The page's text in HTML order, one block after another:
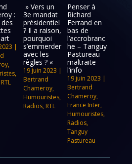
:
des
|
,
,
RTL
» Vers un
3e mandat
présidentiel
? Il a raison,
pourquoi
s’emmerder
avec les
règles ? «
19 juin 2023 |
Bertrand
Chameroy,
Humouristes,
Radios, RTL
Penser à
Richard
Ferrand en
bas de
l’accrobranc
he – Tanguy
Pastureau
maltraite
l’info
19 juin 2023 |
Bertrand
Chameroy,
France Inter,
Humouristes,
Radios,
Tanguy
Pastureau